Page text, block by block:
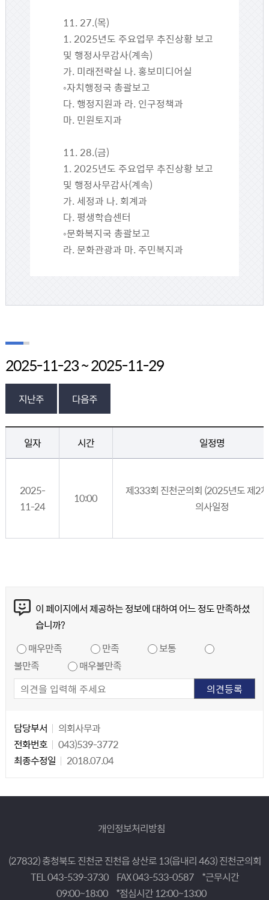
11. 27.(목)
1. 2025년도 주요업무 추진상황 보고
및 행정사무감사(계속)
가. 미래전략실 나. 홍보미디어실
◦자치행정국 총괄보고
다. 행정지원과 라. 인구정책과
마. 민원토지과
11. 28.(금)
1. 2025년도 주요업무 추진상황 보고
및 행정사무감사(계속)
가. 세정과 나. 회계과
다. 평생학습센터
◦문화복지국 총괄보고
라. 문화관광과 마. 주민복지과
2025-11-23 ~ 2025-11-29
지난주 다음주
일자 시간 일정명
2025-
11-24
10:00
제333회 진천군의회 (2025년도 제2
의사일정
이 페이지에서 제공하는 정보에 대하여 어느 정도 만족하셨
습니까?
매우만족 만족
보통
불만족
매우불만족
담당부서
의회사무과
전화번호
043)539-3772
최종수정일
2018.07.04
개인정보처리방침
(27832) 충청북도 진천군 진천읍 상산로 13(읍내리 463) 진천군의회
TEL 043-539-3730 FAX 043-533-0587
*근무시간
09:00~18:00 *점심시간 12:00~13:00